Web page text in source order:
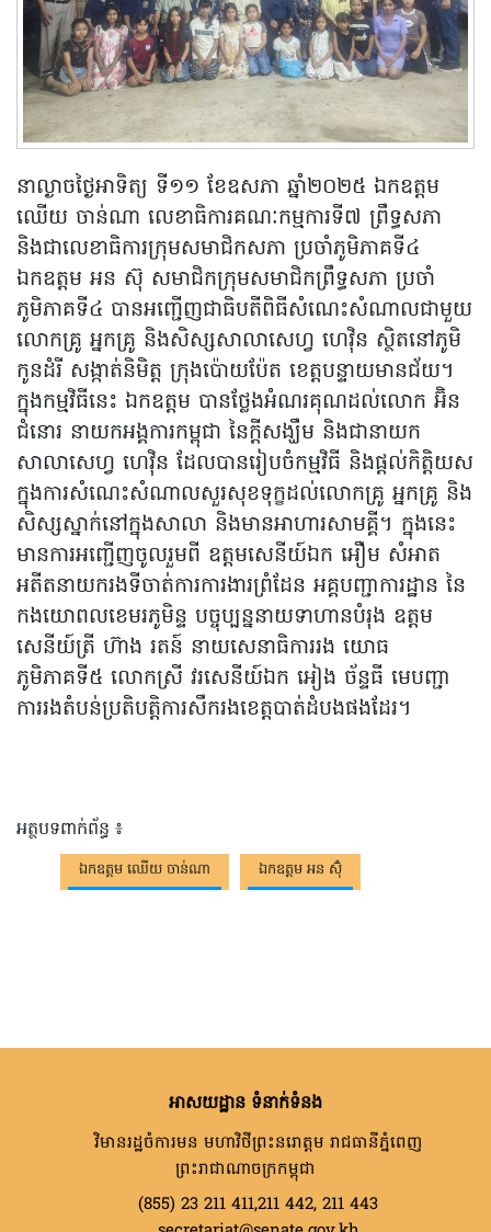
នាល្ងាចថ្ងៃអាទិត្យ ទី១១ ខែឧសភា ឆ្នាំ២០២៥ ឯកឧត្ដម
ឈើយ ចាន់ណា លេខាធិការគណៈកម្មការទី៧ ព្រឹទ្ធសភា
និងជាលេខាធិការក្រុមសមាជិកសភា ប្រចាំភូមិភាគទី៤
ឯកឧត្ដម អន ស៊ុ សមាជិកក្រុមសមាជិកព្រឹទ្ធសភា ប្រចាំ
ភូមិភាគទី៤ បានអញ្ជើញជាធិបតីពិធីសំណេះសំណាលជាមួយ
លោកគ្រូ អ្នកគ្រូ និងសិស្សសាលាសេហ្វ ហេវ៉ិន ស្ថិតនៅភូមិ
កូនដំរី សង្កាត់និមិត្ត ក្រុងប៉ោយប៉ែត ខេត្តបន្ទាយមានជ័យ។
ក្នុងកម្មវិធីនេះ ឯកឧត្ដម បានថ្លែងអំណរគុណដល់លោក អ៊ិន
ជំនោរ នាយកអង្គការកម្ពុជា នៃក្ដីសង្ឃឹម និងជានាយក
សាលាសេហ្វ ហេវ៉ិន ដែលបានរៀបចំកម្មវិធី និងផ្ដល់កិត្តិយស
ក្នុងការសំណេះសំណាលសួរសុខទុក្ខដល់លោកគ្រូ អ្នកគ្រូ និង
សិស្សស្នាក់នៅក្នុងសាលា និងមានអាហារសាមគ្គី។ ក្នុងនេះ
មានការអញ្ជើញចូលរួមពី ឧត្ដមសេនីយ៍ឯក អឿម សំអាត
អតីតនាយករងទីចាត់ការការងារព្រំដែន អគ្គបញ្ជាការដ្ឋាន នៃ
កងយោពលខេមរភូមិន្ទ បច្ចុប្បន្ននាយទាហានបំរុង ឧត្ដម
សេនីយ៍ត្រី ហ៊ាង រតន៍ នាយសេនាធិការរង យោធ
ភូមិភាគទី៥ លោកស្រី វរសេនីយ៍ឯក អៀង ច័ន្ទធី មេបញ្ជា
ការរងតំបន់ប្រតិបត្តិការសឹករងខេត្តបាត់ដំបងផងដែរ។
អត្ថបទពាក់ព័ន្ធ ៖
ឯកឧត្តម ឈើយ ចាន់ណា ឯកឧត្តម អន ស៊ុំ
អាសយដ្ឋាន ទំនាក់ទំនង
វិមានរដ្ឋចំការមន មហាវិថីព្រះនរោត្តម រាជធានីភ្នំពេញ
ព្រះរាជាណាចក្រកម្ពុជា
(855) 23 211 411,211 442, 211 443